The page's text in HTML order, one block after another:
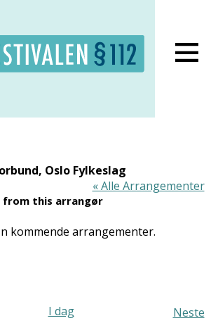
Lukk meny
Oslo Fylkeslag
« Alle Arrangementer
from this arrangør
kommende arrangementer.
I dag
Neste